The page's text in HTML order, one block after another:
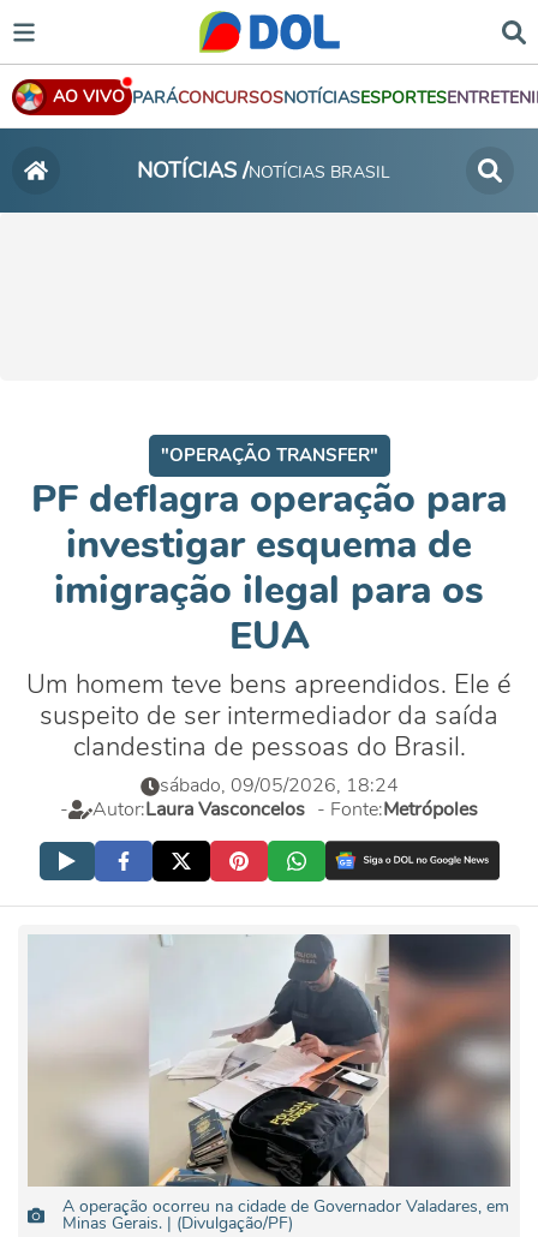
AO VIVO PARÁCONCURSOSNOTÍCIASESPORTES
NOTÍCIAS /NOTÍCIAS BRASIL
"OPERAÇÃO TRANSFER"
PF deflagra operação para
investigar esquema de
imigração ilegal para os
EUA
Um homem teve bens apreendidos. Ele é
suspeito de ser intermediador da saída
clandestina de pessoas do Brasil.
sábado, 09/05/2026, 18:24
-
Autor:Laura Vasconcelos - Fonte:Metrópoles
A operação ocorreu na cidade de Governador Valadares, em
Minas Gerais. | (Divulgação/PF)